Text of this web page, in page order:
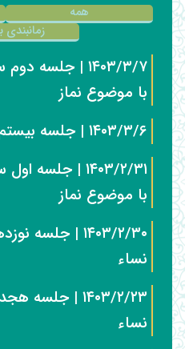
همه
زمانبندی
۱۴۰۳/۳/۷ |
با موضوع نماز
۱۴۰۳/۳/۶ | جلسه بیستم دوره تدبر سوره نساء
۱۴۰۳/۲/۳۱ |
با موضوع نماز
۱۴۰۳/۲/۳۰ |
نساء
۱۴۰۳/۲/۲۳ |
نساء